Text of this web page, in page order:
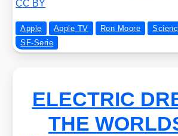
CC BY
Apple Apple TV Ron Moore
SF-Serie
ELECTRIC
THE